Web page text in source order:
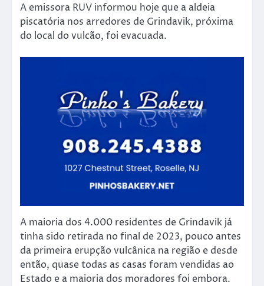
A emissora RUV informou hoje que a aldeia
piscatória nos arredores de Grindavik, próxima
do local do vulcão, foi evacuada.
A maioria dos 4.000 residentes de Grindavik já
tinha sido retirada no final de 2023, pouco antes
da primeira erupção vulcânica na região e desde
então, quase todas as casas foram vendidas ao
Estado e a maioria dos moradores foi embora.